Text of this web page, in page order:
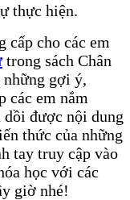
thực hiện.
cấp cho các em
trong sách Chân
những gợi ý,
các em nắm
được nội dung
thức của những
tay truy cập vào
học với các
giờ nhé!